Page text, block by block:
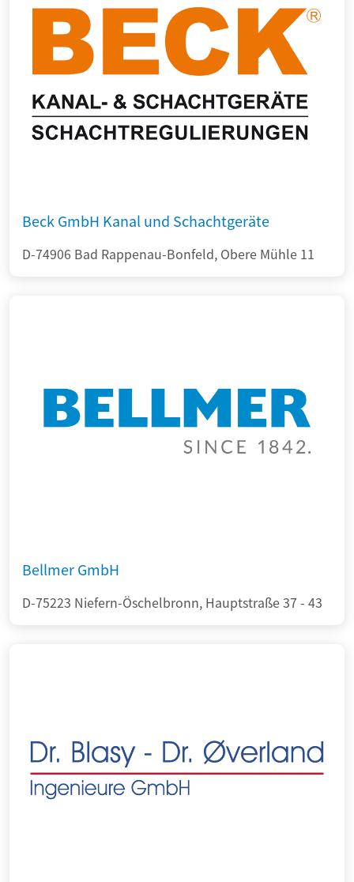
Beck GmbH Kanal und Schachtgeräte
D-74906 Bad Rappenau-Bonfeld, Obere Mühle 11
Bellmer GmbH
D-75223 Niefern-Öschelbronn, Hauptstraße 37 - 43